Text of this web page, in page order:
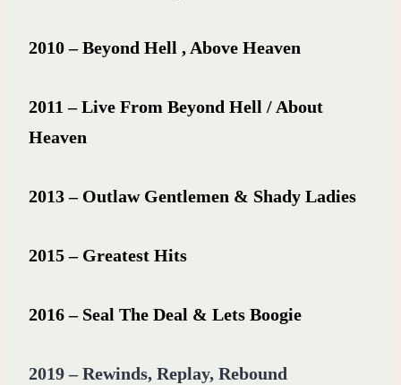
2010 – Beyond Hell , Above Heaven
2011 – Live From Beyond Hell / About
Heaven
2013 – Outlaw Gentlemen & Shady Ladies
2015 – Greatest Hits
2016 – Seal The Deal & Lets Boogie
2019 – Rewinds, Replay, Rebound